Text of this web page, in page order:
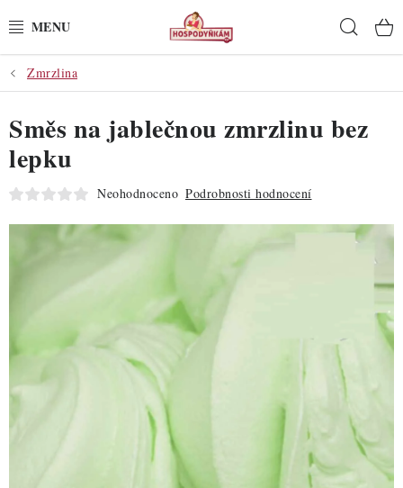
na
POTŘEBY
POMŮCKY
SUROVINY
POCHUTINY
Zmrzlina
Směs na jablečnou zmrzlinu bez
lepku
Neohodnoceno Podrobnosti hodnocení